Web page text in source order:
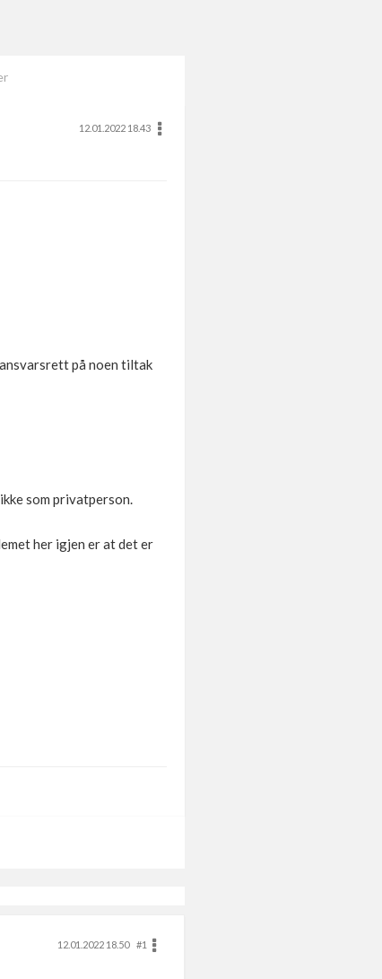
12.01.2022 18.43
på noen tiltak
som privatperson.
her igjen er at det er
12.01.2022 18.50
#1